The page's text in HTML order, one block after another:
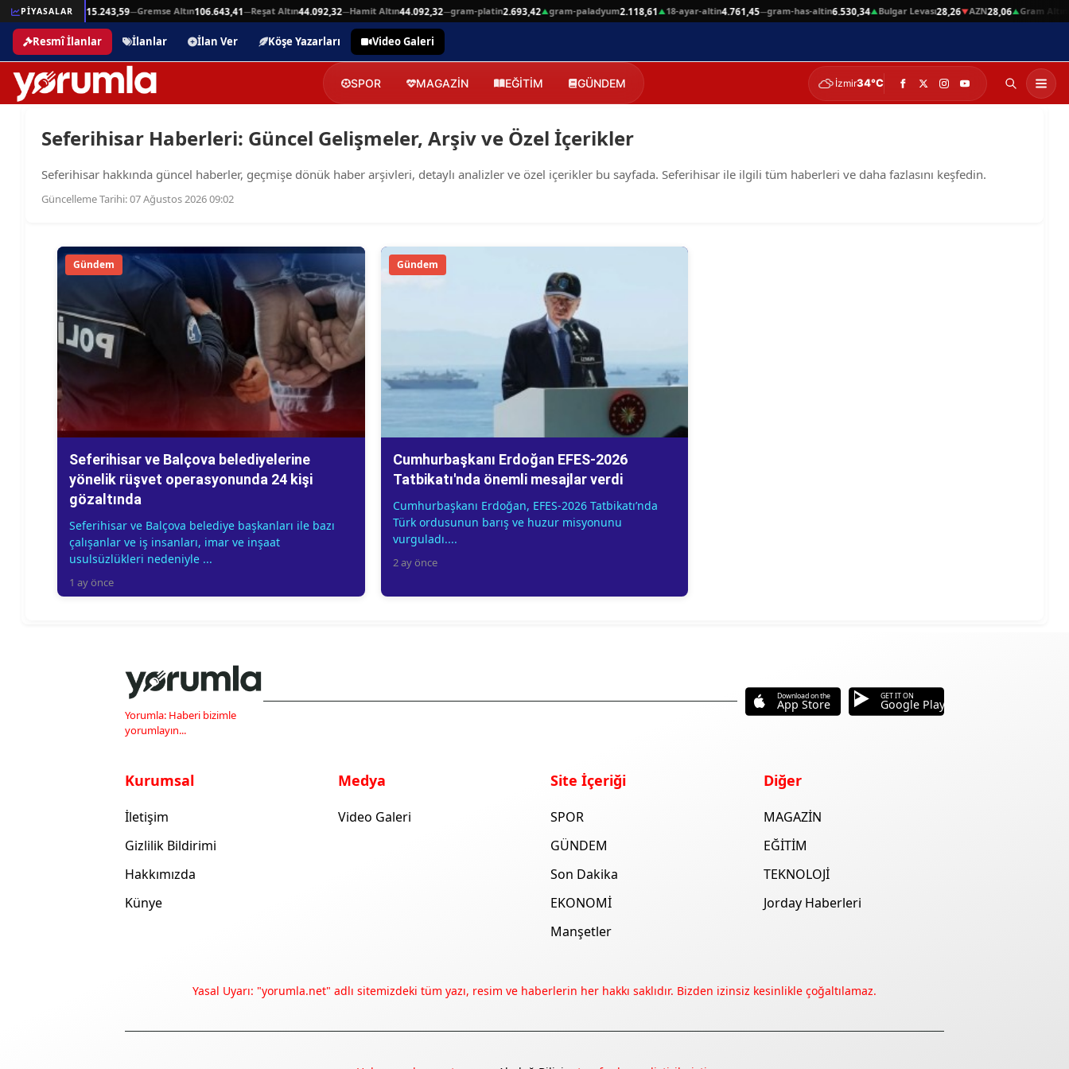
PİYASALAR
—Beşli Altın 215.243,59—Gremse Altın106.643,41—Reşat Altın44.092,32—Hamit Altın44.092,32—gram-platin2.693,42▲gram-paladyum2.118,61▲18-ayar-altin4.761,45—gram-has-altin6.530,34▲Bulgar Levası28,26▼AZN28,06▲Gram Altın
Resmî İlanlar İlanlar İlan Ver Köşe Yazarları Video Galeri
SPOR MAGAZİN EĞİTİM GÜNDEM İzmir34°C
Seferihisar Haberleri: Güncel Gelişmeler, Arşiv ve Özel İçerikler
Seferihisar hakkında güncel haberler, geçmişe dönük haber arşivleri, detaylı analizler ve özel içerikler bu sayfada. Seferihisar ile ilgili tüm haberleri ve daha fazlasını keşfedin.
Güncelleme Tarihi: 07 Ağustos 2026 09:02
Gündem
Seferihisar ve Balçova belediyelerine
yönelik rüşvet operasyonunda 24 kişi
gözaltında
Seferihisar ve Balçova belediye başkanları ile bazı
çalışanlar ve iş insanları, imar ve inşaat
usulsüzlükleri nedeniyle ...
1 ay önce
Gündem
Cumhurbaşkanı Erdoğan EFES-2026
Tatbikatı'nda önemli mesajlar verdi
Cumhurbaşkanı Erdoğan, EFES-2026 Tatbikatı’nda
Türk ordusunun barış ve huzur misyonunu
vurguladı....
2 ay önce
Yorumla: Haberi bizimle
yorumlayın...
Download on the
App Store
GET IT ON
Google Play
Kurumsal
İletişim
Gizlilik Bildirimi
Hakkımızda
Künye
Medya
Video Galeri
Site İçeriği
SPOR
GÜNDEM
Son Dakika
EKONOMİ
Manşetler
Diğer
MAGAZİN
EĞİTİM
TEKNOLOJİ
Jorday Haberleri
Yasal Uyarı: "yorumla.net" adlı sitemizdeki tüm yazı, resim ve haberlerin her hakkı saklıdır. Bizden izinsiz kesinlikle çoğaltılamaz.